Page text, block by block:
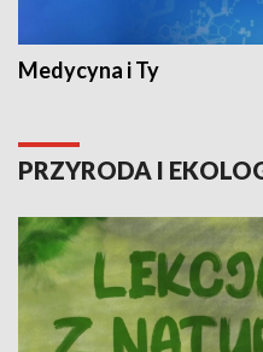
Medycyna i Ty
PRZYRODA I